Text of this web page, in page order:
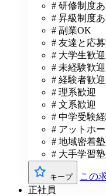
# 研修制度あ
# 昇級制度あ
# 副業OK
# 友達と応
# 大学生歓迎
# 未経験歓迎
# 経験者歓迎
# 理系歓迎
# 文系歓迎
# 中学受験
# アットホ
# 地域密着塾
# 大手学習塾
キープ この
正社員